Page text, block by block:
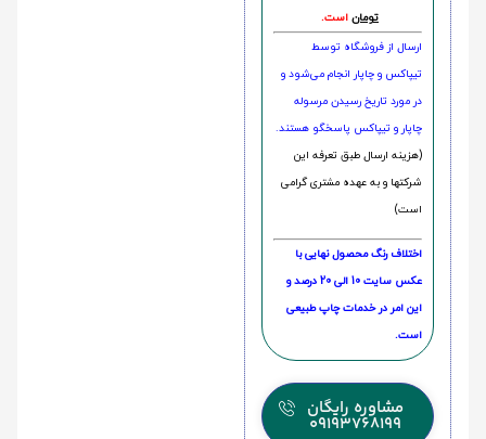
تومان است.
ارسال از فروشگاه توسط
تیپاکس و چاپار انجام می‌شود و
در مورد تاریخ رسیدن مرسوله
چاپار و تیپاکس پاسخگو هستند.
(هزینه ارسال طبق تعرفه این
شرکتها و به عهده مشتری گرامی
است)
اختلاف رنگ محصول نهایی با
عکس سایت 10 الی 20 درصد و
این امر در خدمات چاپ طبیعی
است.
مشاوره رایگان
09193768199